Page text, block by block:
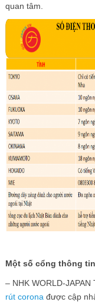
quan tâm.
Một số cổng thông
– NHK WORLD-
rút corona được cập